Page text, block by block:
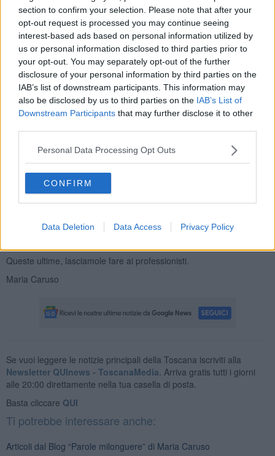
section to confirm your selection. Please note that after your
opt-out request is processed you may continue seeing
interest-based ads based on personal information utilized by
us or personal information disclosed to third parties prior to
your opt-out. You may separately opt-out of the further
disclosure of your personal information by third parties on the
IAB’s list of downstream participants. This information may
also be disclosed by us to third parties on the IAB’s List of
Downstream Participants that may further disclose it to other
Personal Data Processing Opt Outs
CONFIRM
Data Deletion Data Access Privacy Policy
suggerimento a chi è al momento nella condizione di principiante,
nel tentativo di attenuare le sue sofferenze e le vicissitudini, che
tutti quanti, abbiamo già passato se ad oggi, non siamo più
principianti:
-accetta il tuo stato di principiante
-non concentrarti su quanta strada devi ancora fare ma quanta ne
hai già fatta
-resta con l’idea che migliorerai sempre di più
-non smettere mai di andare a ballare
-concentrati su ciò che sai fare
psicologo, per mantenere alta l’autostima
balla intimamente in due, non in gruppo e non si balla per esibirsi in
Queste ultime, lasciamole fare ai professionisti.
Maria Caruso
Se vuoi leggere le notizie principali della Toscana iscriviti alla
Newsletter QUInews - ToscanaMedia. Arriva gratis tutti i giorni
alle 20:00 direttamente nella tua casella di posta.
Basta cliccare QUI
Ti potrebbe interessare anche:
Articoli dal Blog “Parole milonguere” di Maria Caruso